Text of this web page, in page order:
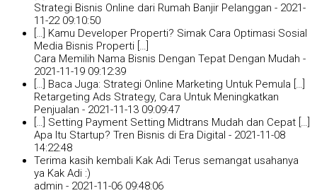
Strategi Bisnis Online dari Rumah Banjir Pelanggan - 2021-
11-22 09:10:50
[…] Kamu Developer Properti? Simak Cara Optimasi Sosial
Media Bisnis Properti […]
Cara Memilih Nama Bisnis Dengan Tepat Dengan Mudah -
2021-11-19 09:12:39
[…] Baca Juga: Strategi Online Marketing Untuk Pemula […]
Retargeting Ads Strategy, Cara Untuk Meningkatkan
Penjualan - 2021-11-13 09:09:47
[…] Setting Payment Setting Midtrans Mudah dan Cepat […]
Apa Itu Startup? Tren Bisnis di Era Digital - 2021-11-08
14:22:48
Terima kasih kembali Kak Adi Terus semangat usahanya
ya Kak Adi :)
admin - 2021-11-06 09:48:06